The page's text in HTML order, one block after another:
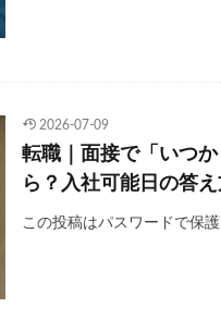
2026-07-09
転職｜面接で「いつ
ら？入社可能日の答え
この投稿はパスワードで保